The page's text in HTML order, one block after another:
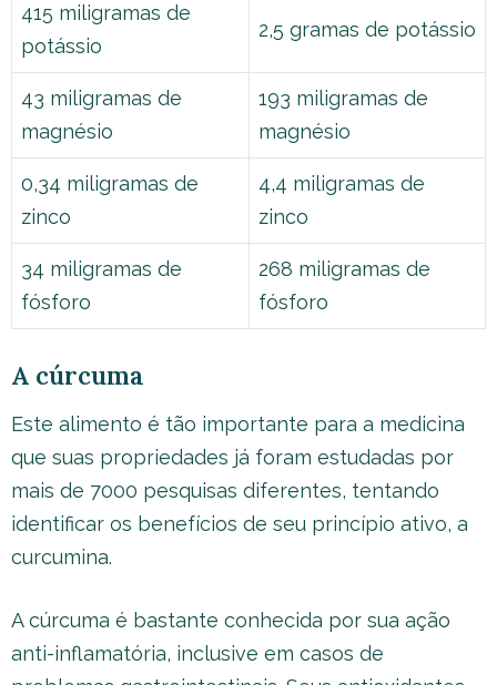
415 miligramas de
potássio
2,5 gramas de potássio
43 miligramas de
magnésio
193 miligramas de
magnésio
0,34 miligramas de
zinco
4,4 miligramas de
zinco
34 miligramas de
fósforo
268 miligramas de
fósforo
A cúrcuma
Este alimento é tão importante para a medicina
que suas propriedades já foram estudadas por
mais de 7000 pesquisas diferentes, tentando
identificar os benefícios de seu princípio ativo, a
curcumina.
A cúrcuma é bastante conhecida por sua ação
anti-inflamatória, inclusive em casos de